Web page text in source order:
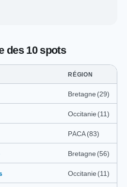
des 10 spots
RÉGION
Bretagne (29)
Occitanie (11)
PACA (83)
Bretagne (56)
Occitanie (11)